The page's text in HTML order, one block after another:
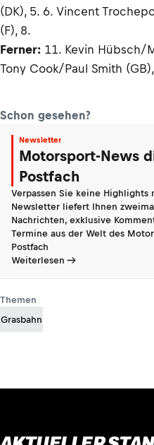
(DK), 5. 6. Vincent
(F), 8.
Ferner: 11. Kevin Hübsch/
Tony Cook/Paul Smith
Schon gesehen?
Newsletter
Motorsport-News
Postfach
Verpassen Sie keine Highlights
Newsletter liefert Ihnen
Nachrichten, exklusive
Termine aus der Welt des
Postfach
Weiterlesen
Themen
Grasbahn